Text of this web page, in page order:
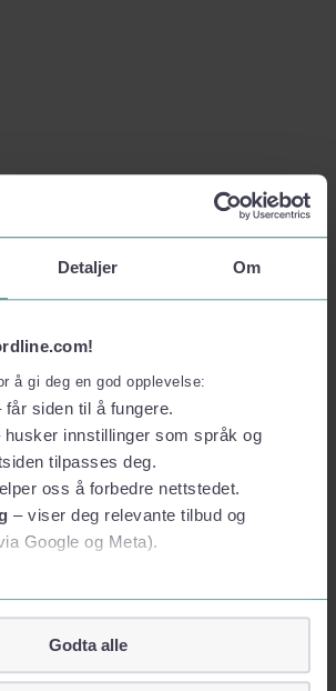
Detaljer Om
å gi deg en god opplevelse:
får siden til å fungere.
husker innstillinger som språk og
tilpasses deg.
oss å forbedre nettstedet.
– viser deg relevante tilbud og
Google og Meta).
for personvern
Godta alle